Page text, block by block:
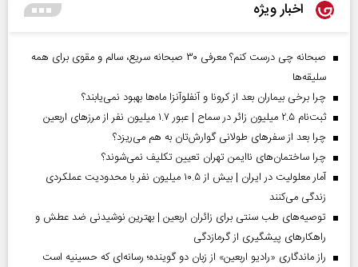
اخبار ویژه
صبحانه چی درست کنم؟ معرفی ۳۰ صبحانه سریع، سالم و مقوی برای همه
سلیقه‌ها
چرا برخی بیماران بعد از کرونا و آنفلوآنزا ماه‌ها بهبود نمی‌یابند؟
ثبت‌نام ۲.۵ میلیون زائر در سماح | عبور ۱.۷ میلیون نفر از مرز‌های اربعین
چرا بعد از سفرهای طولانی گوارش‌تان به هم می‌ریزد؟
چرا ساختمان‌های ناایمن تهران تعیین تکلیف نمی‌شوند؟
آمار معلولیت در ایران | بیش از ۱۰.۵ میلیون نفر با محدودیت عملکردی
زندگی می‌کنند
توصیه‌های طب سنتی برای زائران اربعین | بهترین نوشیدنی ضد عطش و
راهکارهای پیشگیری از گرمازدگی
راز ماندگاری «رادیو اربعین» از زبان دو گوینده؛ رسانه‌ای که حسینیه است